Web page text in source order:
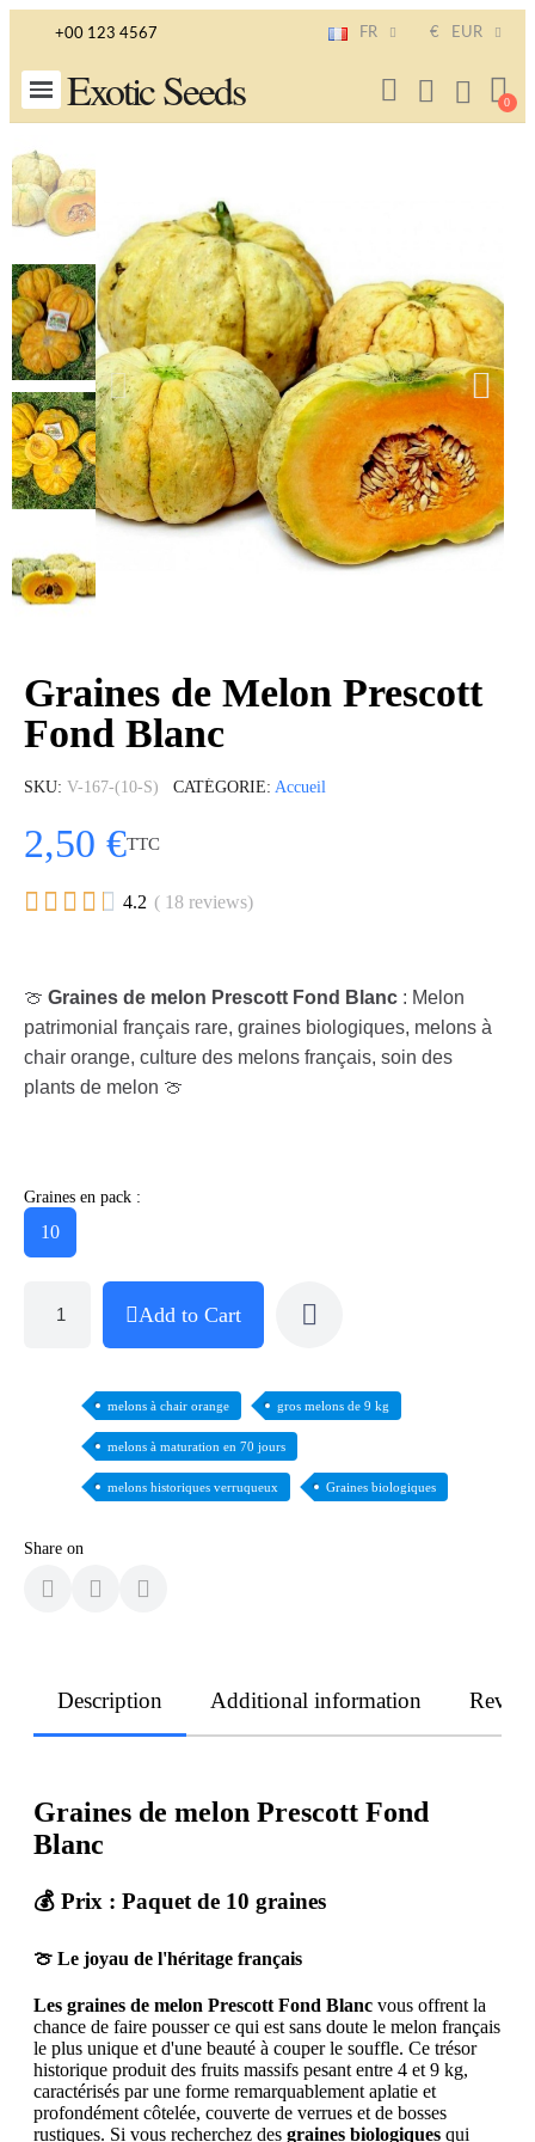
+00 123 4567 FR € EUR
Exotic Seeds
Graines de Melon Prescott
Fond Blanc
SKU V-167-(10-S) CATÉGORIE Accueil
2,50 €TTC
     4.2 ( 18 reviews)
🍈 Graines de melon Prescott Fond Blanc : Melon
patrimonial français rare, graines biologiques, melons à
chair orange, culture des melons français, soin des
plants de melon 🍈
Graines en pack :
10
Add to Cart
melons à chair orange gros melons de 9 kg
melons à maturation en 70 jours
melons historiques verruqueux Graines biologiques
Share on
Description Additional information
Graines de melon Prescott Fond
Blanc
💰 Prix : Paquet de 10 graines
🍈 Le joyau de l'héritage français
Les graines de melon Prescott Fond Blanc vous offrent la
chance de faire pousser ce qui est sans doute le melon français
le plus unique et d'une beauté à couper le souffle. Ce trésor
historique produit des fruits massifs pesant entre 4 et 9 kg,
caractérisés par une forme remarquablement aplatie et
profondément côtelée, couverte de verrues et de bosses
rustiques. Si vous recherchez des graines biologiques qui